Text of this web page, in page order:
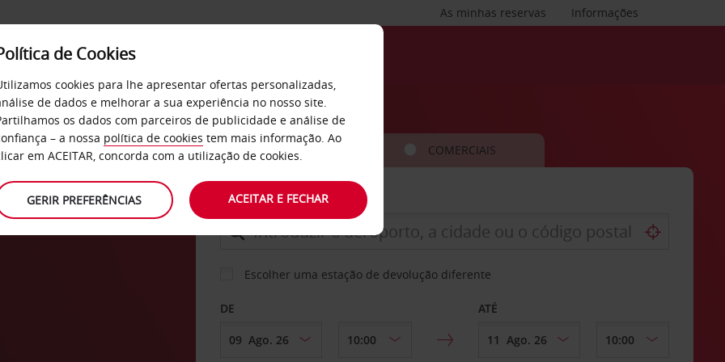
Informações
As minhas reservas
SERVIÇOS EMPRESAS
CARRO COMERCIAIS
LEVANTAR EM
Escolher uma estação de devolução diferente
DE ATÉ
de Cookies
cookies para lhe apresentar ofertas personalizadas,
de dados e melhorar a sua experiência no nosso site.
os dados com parceiros de publicidade e análise de
– a nossa política de cookies tem mais informação. Ao
em ACEITAR, concorda com a utilização de cookies.
GERIR PREFERÊNCIAS ACEITAR E FECHAR